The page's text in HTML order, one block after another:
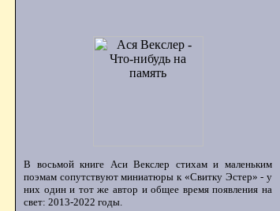
В восьмой книге Аси Векслер стихам и маленьким
поэмам сопутствуют миниатюры к «Свитку Эстер» - у
них один и тот же автор и общее время появления на
свет: 2013-2022 годы.